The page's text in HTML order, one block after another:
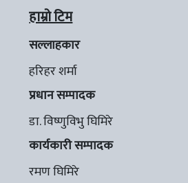
हाम्रो टिम
सल्लाहकार
हरिहर शर्मा
प्रधान सम्पादक
डा. विष्णुविभु घिमिरे
कार्यकारी सम्पादक
रमण घिमिरे